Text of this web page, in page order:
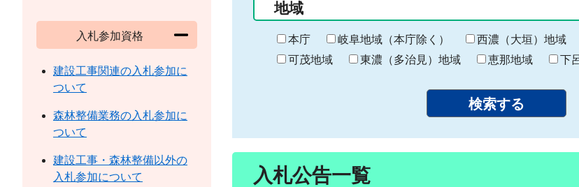
の
始
ま
り
終
わ
り
地域
本庁 岐阜地域（本庁除く） 西濃（大垣）地域
可茂地域
東濃（多治見）地域 恵那地域 下
入札公告一覧
入札参加資格
建設工事関連の入札参加に
ついて
森林整備業務の入札参加に
ついて
建設工事・森林整備以外の
入札参加について